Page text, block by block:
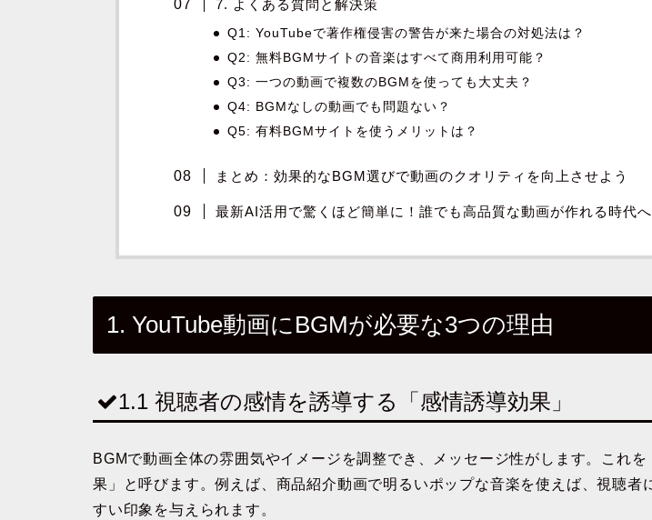
7. よくある質問と解決策
Q1: YouTubeで著作権侵害の警告が来た場合の対処法は？
Q2: 無料BGMサイトの音楽はすべて商用利用可能？
Q3: 一つの動画で複数のBGMを使っても大丈夫？
Q4: BGMなしの動画でも問題ない？
Q5: 有料BGMサイトを使うメリットは？
まとめ：効果的なBGM選びで動画のクオリティを向上させよう
最新AI活用で驚くほど簡単に！誰でも高品質な動画が作れる時代へ
1. YouTube動画にBGMが必要な3つの理由
1.1 視聴者の感情を誘導する「感情誘導効果」
BGMで動画全体の雰囲気やイメージを調整でき、メッセージ性がします。これを
果」と呼びます。例えば、商品紹介動画で明るいポップな音楽を使えば、視聴者
すい印象を与えられます。